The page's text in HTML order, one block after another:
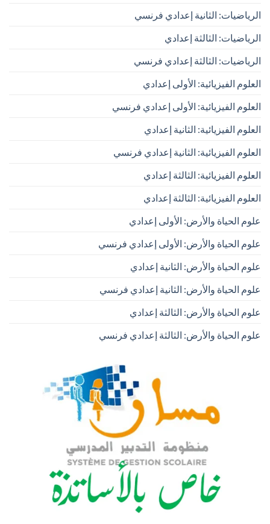
الرياضيات: الثانية إعدادي فرنسي
الرياضيات: الثالثة إعدادي
الرياضيات: الثالثة إعدادي فرنسي
العلوم الفيزيائية: الأولى إعدادي
العلوم الفيزيائية: الأولى إعدادي فرنسي
العلوم الفيزيائية: الثانية إعدادي
العلوم الفيزيائية: الثانية إعدادي فرنسي
العلوم الفيزيائية: الثالثة إعدادي
العلوم الفيزيائية: الثالثة إعدادي
علوم الحياة والأرض: الأولى إعدادي
علوم الحياة والأرض: الأولى إعدادي فرنسي
علوم الحياة والأرض: الثانية إعدادي
علوم الحياة والأرض: الثانية إعدادي فرنسي
علوم الحياة والأرض: الثالثة إعدادي
علوم الحياة والأرض: الثالثة إعدادي فرنسي